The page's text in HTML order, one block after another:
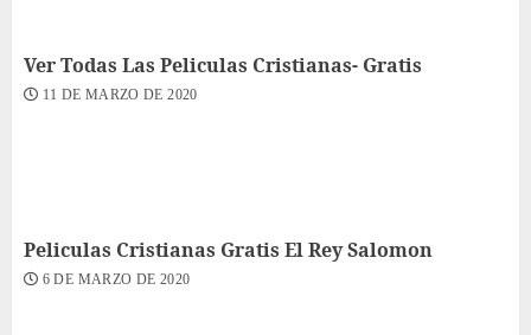
Ver Todas Las Peliculas Cristianas- Gratis
11 DE MARZO DE 2020
Peliculas Cristianas Gratis El Rey Salomon
6 DE MARZO DE 2020